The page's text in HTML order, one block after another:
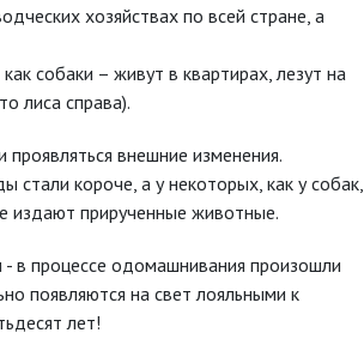
хозяйствах по всей стране, а
собаки – живут в квартирах, лезут на
лиса справа).
внешние изменения.
стали короче, а у некоторых, как у собак,
издают прирученные животные.
в процессе одомашнивания произошли
появляются на свет лояльными к
лет!